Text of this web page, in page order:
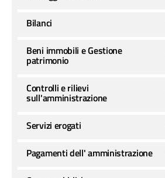
Bilanci
Beni immobili e Gestione
patrimonio
Controlli e rilievi
sull'amministrazione
Servizi erogati
Pagamenti dell' amministrazione